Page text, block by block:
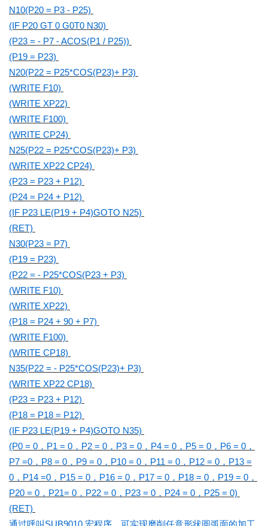
N10(P20 = P3 - P25)
(IF P20 GT 0 G0T0 N30)
(P23 = - P7 - ACOS(P1 / P25))
(P19 = P23)
N20(P22 = P25*COS(P23)+ P3)
(WRITE F10)
(WRITE XP22)
(WRITE F100)
(WRITE CP24)
N25(P22 = P25*COS(P23)+ P3)
(WRITE XP22 CP24)
(P23 = P23 + P12)
(P24 = P24 + P12)
(IF P23 LE(P19 + P4)GOTO N25)
(RET)
N30(P23 = P7)
(P19 = P23)
(P22 = - P25*COS(P23 + P3)
(WRITE F10)
(WRITE XP22)
(P18 = P24 + 90 + P7)
(WRITE F100)
(WRITE CP18)
N35(P22 = - P25*COS(P23)+ P3)
(WRITE XP22 CP18)
(P23 = P23 + P12)
(P18 = P18 = P12)
(IF P23 LE(P19 + P4)GOTO N35)
(P0 = 0，P1 = 0，P2 = 0，P3 = 0，P4 = 0，P5 = 0，P6 = 0，
P7 =0，P8 = 0，P9 = 0，P10 = 0，P11 = 0，P12 = 0，P13 =
0，P14 =0，P15 = 0，P16 = 0，P17 = 0，P18 = 0，P19 = 0，
P20 = 0，P21= 0，P22 = 0，P23 = 0，P24 = 0，P25 = 0)
(RET)